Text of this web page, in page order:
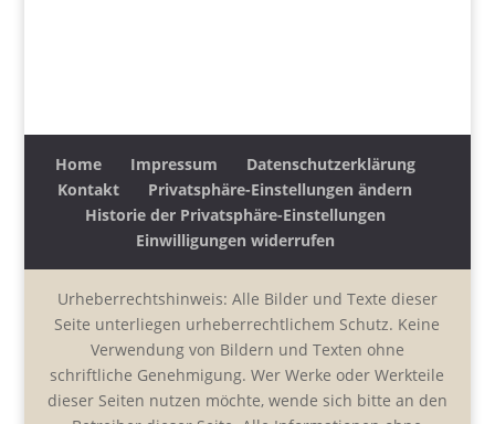
Home Impressum
Datenschutzerklärung
Kontakt
Privatsphäre-Einstellungen ändern
Historie der Privatsphäre-Einstellungen
Einwilligungen widerrufen
Urheberrechtshinweis: Alle Bilder und Texte dieser
Seite unterliegen urheberrechtlichem Schutz. Keine
Verwendung von Bildern und Texten ohne
schriftliche Genehmigung. Wer Werke oder Werkteile
dieser Seiten nutzen möchte, wende sich bitte an den